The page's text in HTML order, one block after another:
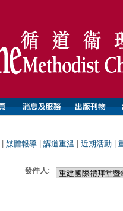
媒體報導 講道重溫 近期活動
發件人: